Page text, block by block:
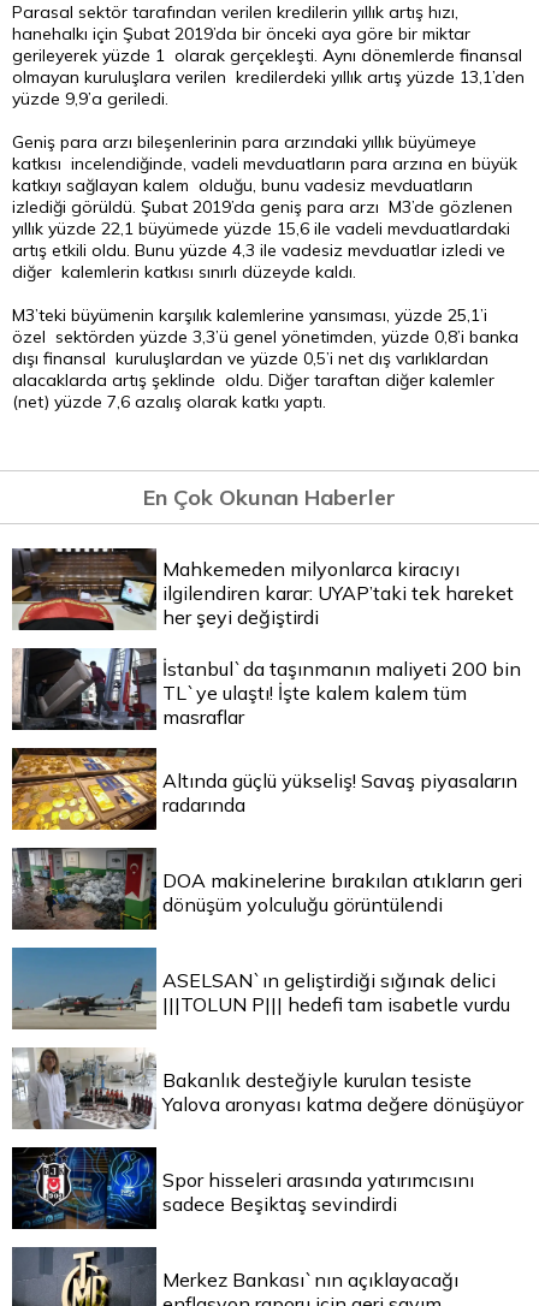
Parasal sektör tarafından verilen kredilerin yıllık artış hızı,
hanehalkı için Şubat 2019’da bir önceki aya göre bir miktar
gerileyerek yüzde 1 olarak gerçekleşti. Aynı dönemlerde finansal
olmayan kuruluşlara verilen kredilerdeki yıllık artış yüzde 13,1’den
yüzde 9,9’a geriledi.
Geniş para arzı bileşenlerinin para arzındaki yıllık büyümeye
katkısı incelendiğinde, vadeli mevduatların para arzına en büyük
katkıyı sağlayan kalem olduğu, bunu vadesiz mevduatların
izlediği görüldü. Şubat 2019’da geniş para arzı M3’de gözlenen
yıllık yüzde 22,1 büyümede yüzde 15,6 ile vadeli mevduatlardaki
artış etkili oldu. Bunu yüzde 4,3 ile vadesiz mevduatlar izledi ve
diğer kalemlerin katkısı sınırlı düzeyde kaldı.
M3’teki büyümenin karşılık kalemlerine yansıması, yüzde 25,1’i
özel sektörden yüzde 3,3’ü genel yönetimden, yüzde 0,8’i banka
dışı finansal kuruluşlardan ve yüzde 0,5’i net dış varlıklardan
alacaklarda artış şeklinde oldu. Diğer taraftan diğer kalemler
(net) yüzde 7,6 azalış olarak katkı yaptı.
En Çok Okunan Haberler
Mahkemeden milyonlarca kiracıyı
ilgilendiren karar: UYAP’taki tek hareket
her şeyi değiştirdi
İstanbul`da taşınmanın maliyeti 200 bin
TL`ye ulaştı! İşte kalem kalem tüm
masraflar
Altında güçlü yükseliş! Savaş piyasaların
radarında
DOA makinelerine bırakılan atıkların geri
dönüşüm yolculuğu görüntülendi
ASELSAN`ın geliştirdiği sığınak delici
|||TOLUN P||| hedefi tam isabetle vurdu
Bakanlık desteğiyle kurulan tesiste
Yalova aronyası katma değere dönüşüyor
Spor hisseleri arasında yatırımcısını
sadece Beşiktaş sevindirdi
Merkez Bankası`nın açıklayacağı